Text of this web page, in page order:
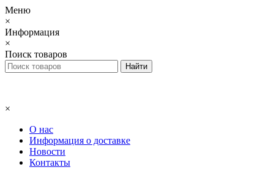
Меню
×
Информация
×
Поиск товаров
×
О нас
Информация о доставке
Новости
Контакты